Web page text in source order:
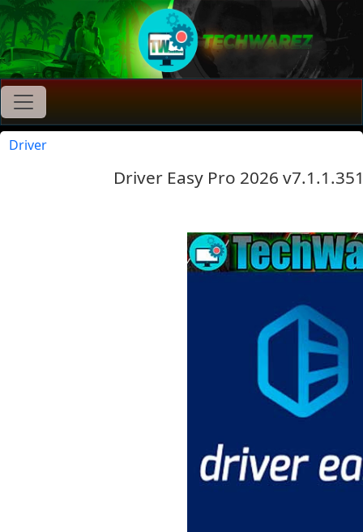
Driver
Driver Easy Pro 2026